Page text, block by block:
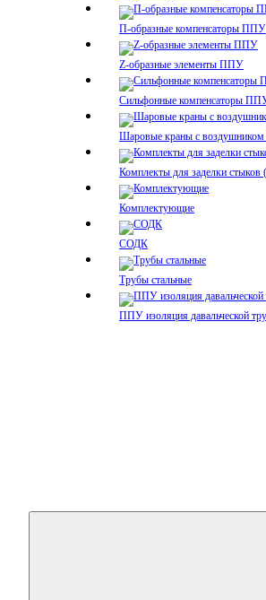
П-образные компенсаторы ППУ
Z-образные элементы ППУ
Сильфонные компенсаторы
Шаровые краны с
Комплекты для заделки
Комплектующие
СОДК
Трубы стальные
ППУ изоляция давальческой